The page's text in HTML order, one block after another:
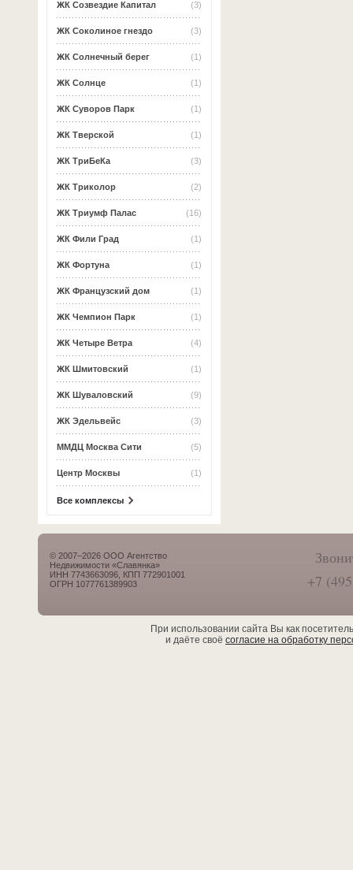
(3)
ЖК Созвездие Капитал
(3)
ЖК Соколиное гнездо
(1)
ЖК Солнечный берег
(1)
ЖК Солнце
(1)
ЖК Суворов Парк
(1)
ЖК Тверской
(3)
ЖК ТриБеКа
(2)
ЖК Триколор
(16)
ЖК Триумф Палас
(1)
ЖК Фили Град
(1)
ЖК Фортуна
(1)
ЖК Французский дом
(1)
ЖК Чемпион Парк
(4)
ЖК Четыре Ветра
(1)
ЖК Шмитовский
(9)
ЖК Шуваловский
(3)
ЖК Эдельвейс
(5)
ММДЦ Москва Сити
(1)
Центр Москвы
Все комплексы
© 2007–2026 ООО Агентство
Недвижимости «Славянка»
ИНН 7743663096, КПП 772901001
ОГРН 1077761389903
+7
При использовании сайта Вы как
и даёте своё согласие на обработку